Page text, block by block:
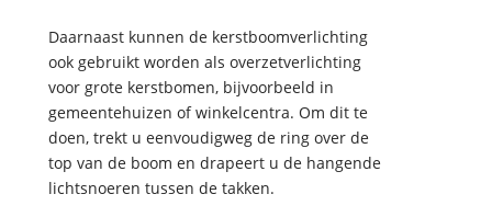
Daarnaast kunnen de kerstboomverlichting
ook gebruikt worden als overzetverlichting
voor grote kerstbomen, bijvoorbeeld in
gemeentehuizen of winkelcentra. Om dit te
doen, trekt u eenvoudigweg de ring over de
top van de boom en drapeert u de hangende
lichtsnoeren tussen de takken.